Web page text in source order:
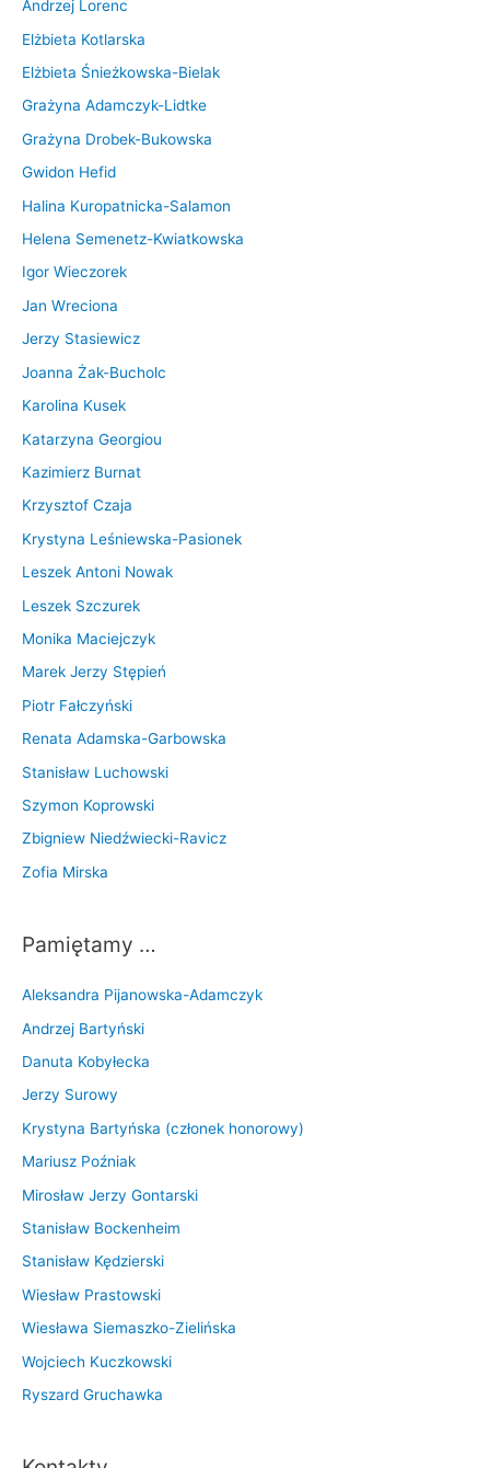
Andrzej Lorenc
Elżbieta Kotlarska
Elżbieta Śnieżkowska-Bielak
Grażyna Adamczyk-Lidtke
Grażyna Drobek-Bukowska
Gwidon Hefid
Halina Kuropatnicka-Salamon
Helena Semenetz-Kwiatkowska
Igor Wieczorek
Jan Wreciona
Jerzy Stasiewicz
Joanna Żak-Bucholc
Karolina Kusek
Katarzyna Georgiou
Kazimierz Burnat
Krzysztof Czaja
Krystyna Leśniewska-Pasionek
Leszek Antoni Nowak
Leszek Szczurek
Monika Maciejczyk
Marek Jerzy Stępień
Piotr Fałczyński
Renata Adamska-Garbowska
Stanisław Luchowski
Szymon Koprowski
Zbigniew Niedźwiecki-Ravicz
Zofia Mirska
Pamiętamy …
Aleksandra Pijanowska-Adamczyk
Andrzej Bartyński
Danuta Kobyłecka
Jerzy Surowy
Krystyna Bartyńska (członek honorowy)
Mariusz Poźniak
Mirosław Jerzy Gontarski
Stanisław Bockenheim
Stanisław Kędzierski
Wiesław Prastowski
Wiesława Siemaszko-Zielińska
Wojciech Kuczkowski
Ryszard Gruchawka